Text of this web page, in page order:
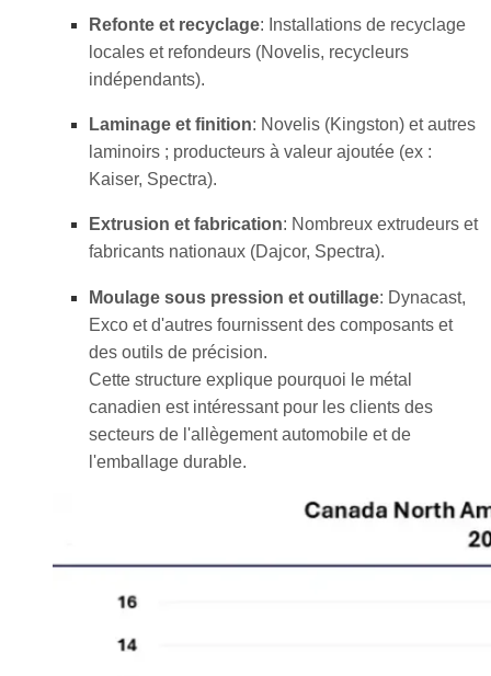
Refonte et recyclage: Installations de recyclage
locales et refondeurs (Novelis, recycleurs
indépendants).
Laminage et finition: Novelis (Kingston) et autres
laminoirs ; producteurs à valeur ajoutée (ex :
Kaiser, Spectra).
Extrusion et fabrication: Nombreux extrudeurs et
fabricants nationaux (Dajcor, Spectra).
Moulage sous pression et outillage: Dynacast,
Exco et d'autres fournissent des composants et
des outils de précision.
Cette structure explique pourquoi le métal
canadien est intéressant pour les clients des
secteurs de l'allègement automobile et de
l'emballage durable.